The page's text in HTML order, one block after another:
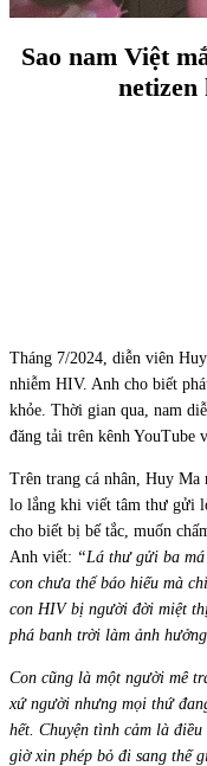
Sao nam Việt
netizen
Tháng 7/2024, diễn viên
nhiễm HIV. Anh cho biết
khỏe. Thời gian qua, nam
đăng tải trên kênh YouTube
Trên trang cá nhân, Huy Ma
lo lắng khi viết tâm thư gửi
cho biết bị bế tắc, muốn
Anh viết: “Lá thư gửi ba
con chưa thể báo hiếu mà
con HIV bị người đời miệt
phá banh trời làm ảnh
Con cũng là một người mê
xứ người nhưng mọi thứ
hết. Chuyện tình cảm là
giờ xin phép bỏ đi sang thế